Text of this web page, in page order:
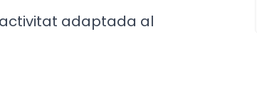
adaptada al